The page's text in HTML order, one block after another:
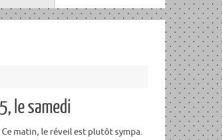
le samedi
Ce matin, le réveil est plutôt sympa.